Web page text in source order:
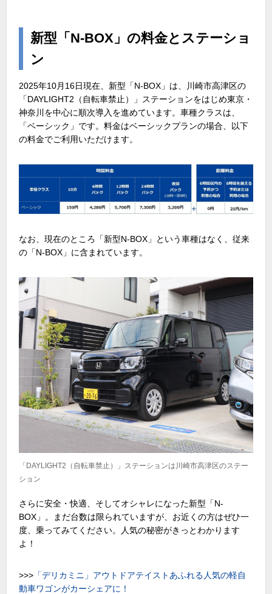
新型「N-BOX」の料金とステーショ
ン
2025年10月 16日現在、新型「N-BOX 」は、川崎市高津区の
「DAYLIGHT2（自転車禁止）
」ステーションをはじめ東京・
神奈川を中心に順次導入を進めています。車種クラスは、
「ベーシック」です。料金はベーシックプランの場合、以下
の料金でご利用いただけます。
なお、現在のところ「新型N-BOX 」という車種はなく、従来
の「N-BOX 」に含まれています。
「DAYLIGHT2（自転車禁止）」ステーションは川崎市高津区のステー
ション
さらに安全・快適、そしてオシャレになった新型「N-
BOX 」。まだ台数は限られていますが、お近くの方はぜひ一
度、乗ってみてください。人気の秘密がきっとわかります
よ！
>>> 「デリカミニ」アウトドアテイストあふれる人気の軽自
動車ワゴンがカーシェアに！